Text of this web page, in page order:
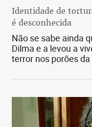
Identidade de
é desconhecida
Não se sabe ainda
Dilma e a levou a
terror nos porões